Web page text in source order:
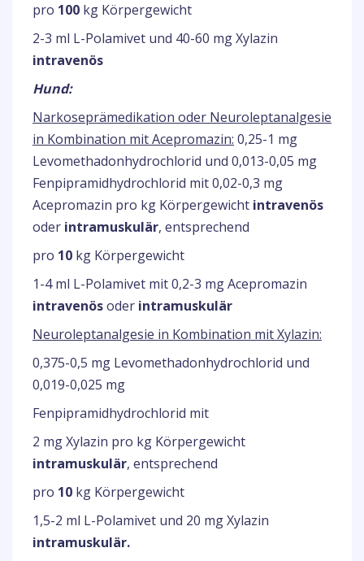
pro 100 kg Körpergewicht
2-3 ml L-Polamivet und 40-60 mg Xylazin
intravenös
Hund:
Narkoseprämedikation oder Neuroleptanalgesie
in Kombination mit Acepromazin: 0,25-1 mg
Levomethadonhydrochlorid und 0,013-0,05 mg
Fenpipramidhydrochlorid mit 0,02-0,3 mg
Acepromazin pro kg Körpergewicht intravenös
oder intramuskulär, entsprechend
pro 10 kg Körpergewicht
1-4 ml L-Polamivet mit 0,2-3 mg Acepromazin
intravenösoder intramuskulär
Neuroleptanalgesie in Kombination mit Xylazin:
0,375-0,5 mg Levomethadonhydrochlorid und
0,019-0,025 mg
Fenpipramidhydrochlorid mit
2 mg Xylazin pro kg Körpergewicht
intramuskulär, entsprechend
pro 10 kg Körpergewicht
1,5-2 ml L-Polamivet und 20 mg Xylazin
intramuskulär.